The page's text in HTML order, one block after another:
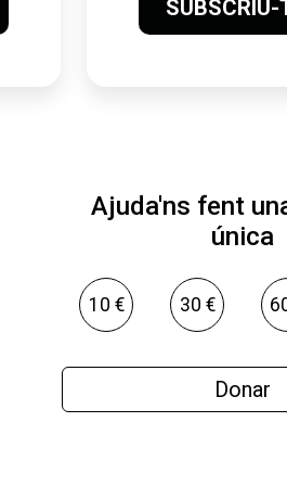
SUBSCRIU-
Ajuda'ns fent
única
10 € 30 €
Donar